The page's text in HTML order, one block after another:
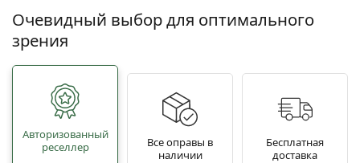
Очевидный выбор для оптимального
зрения
Авторизованный
реселлер
Все оправы в
наличии
Бесплатная
доставка